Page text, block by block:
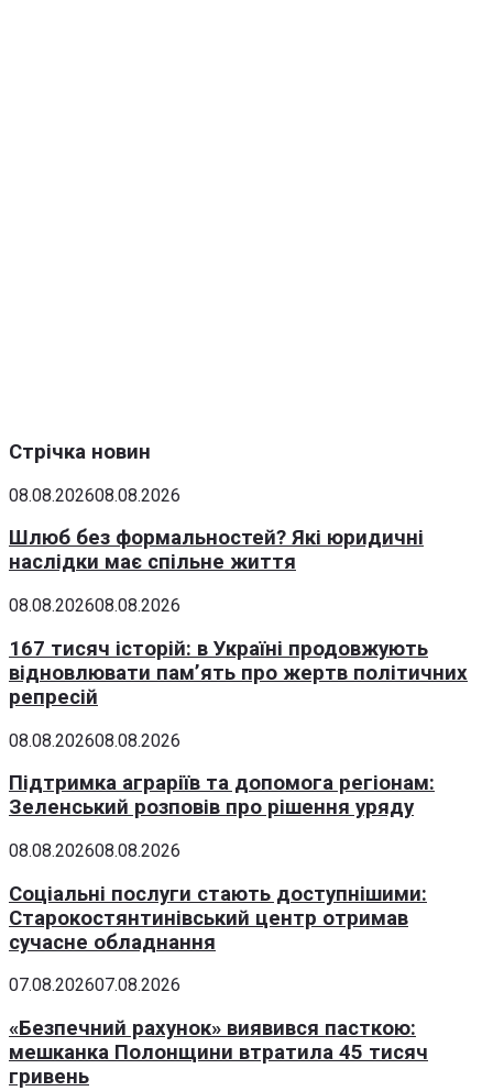
Стрічка новин
08.08.202608.08.2026
Шлюб без формальностей? Які юридичні
наслідки має спільне життя
08.08.202608.08.2026
167 тисяч історій: в Україні продовжують
відновлювати пам’ять про жертв політичних
репресій
08.08.202608.08.2026
Підтримка аграріїв та допомога регіонам:
Зеленський розповів про рішення уряду
08.08.202608.08.2026
Соціальні послуги стають доступнішими:
Старокостянтинівський центр отримав
сучасне обладнання
07.08.202607.08.2026
«Безпечний рахунок» виявився пасткою:
мешканка Полонщини втратила 45 тисяч
гривень